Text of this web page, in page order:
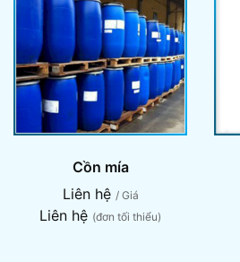
Cồn mía
Liên hệ / Giá
Liên hệ (đơn tối thiểu)